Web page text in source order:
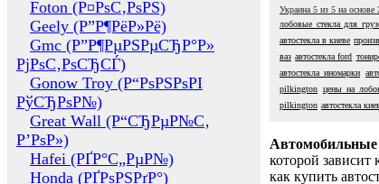
Foton (Р¤РѕС‚РѕРЅ)
Geely (Р”Р¶РёР»Рё)
Gmc (Р”Р¶РµРЅРµСЂР°Р»
РјРѕС‚РѕСЂСЃ)
Gonow Troy (Р“РѕРЅРѕРІ
РўСЂРѕР№)
Great Wall (Р“СЂРµР№С‚
Р’РѕР»)
Hafei (РҐР°С„РµР№)
Honda (РҐРѕРЅРґР°)
Украина 5 из 5 на основе
лобовые стекла для
автостекла в киеве
ваз автостекла ford
автостекла иномарки
pilkington цены на
pilkington автостекла
Автомобильные
которой зависит
как купить